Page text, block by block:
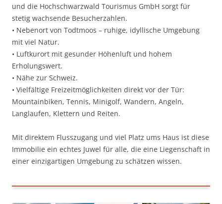
und die Hochschwarzwald Tourismus GmbH sorgt für
stetig wachsende Besucherzahlen.
• Nebenort von Todtmoos – ruhige, idyllische Umgebung
mit viel Natur.
• Luftkurort mit gesunder Höhenluft und hohem
Erholungswert.
• Nähe zur Schweiz.
• Vielfältige Freizeitmöglichkeiten direkt vor der Tür:
Mountainbiken, Tennis, Minigolf, Wandern, Angeln,
Langlaufen, Klettern und Reiten.
Mit direktem Flusszugang und viel Platz ums Haus ist diese
Immobilie ein echtes Juwel für alle, die eine Liegenschaft in
einer einzigartigen Umgebung zu schätzen wissen.